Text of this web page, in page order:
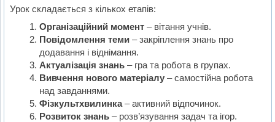
Урок складається з кількох етапів:
Організаційний момент– вітання учнів.
Повідомлення теми– закріплення знань про
додавання і віднімання.
Актуалізація знань– гра та робота в групах.
Вивчення нового матеріалу– самостійна робота
над завданнями.
Фізкультхвилинка– активний відпочинок.
Розвиток знань– розв’язування задач та ігор.